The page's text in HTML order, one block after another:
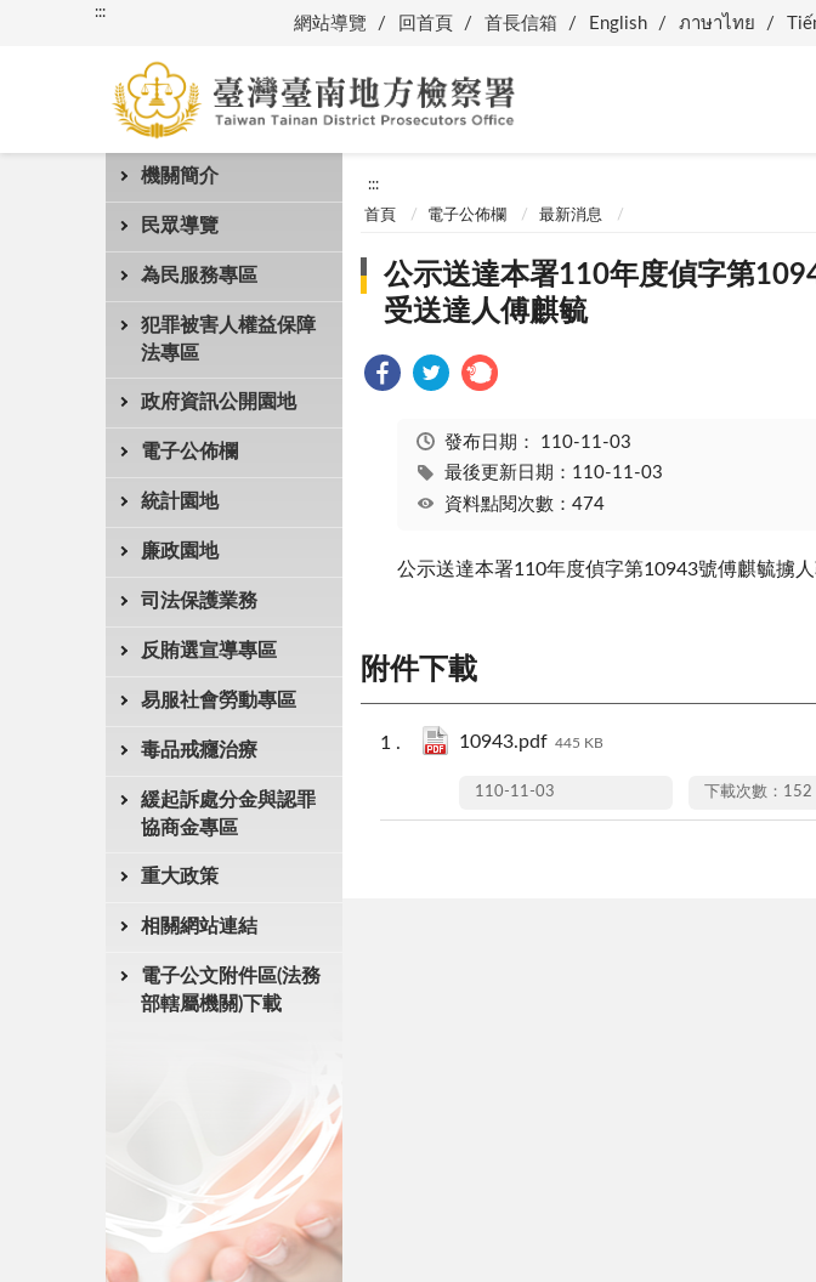
:::
網站導覽 回首頁 首長信箱 English ภาษาไทย
機關簡介
民眾導覽
為民服務專區
犯罪被害人權益保障
法專區
政府資訊公開園地
電子公佈欄
統計園地
廉政園地
司法保護業務
反賄選宣導專區
易服社會勞動專區
毒品戒癮治療
緩起訴處分金與認罪
協商金專區
重大政策
相關網站連結
電子公文附件區(法務
部轄屬機關)下載
:::
首頁 電子公佈欄 最新消息
公示送達本署110年度偵字第
受送達人傅麒毓
發布日期： 110-11-03
最後更新日期：110-11-03
資料點閱次數：474
公示送達本署110年度偵字第10943號傅麒毓擄
附件下載
10943.pdf 445 KB
110-11-03 下載次數：152